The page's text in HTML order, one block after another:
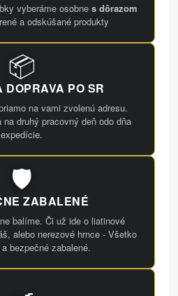
vyberáme osobne s dôrazom
a odskúšané produkty
📦
DOPRAVA PO SR
na vami zvolenú adresu.
na druhý pracovný deň odo dňa
expedície.
🛡️
ZABALENÉ
balíme. Či už ide o liatinové
alebo nerezové hrnce - Všetko
bezpečné zabalené.